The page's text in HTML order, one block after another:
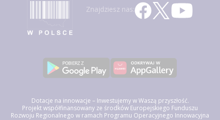
Znajdziesz nas:
Dotacje na innowacje – Inwestujemy w Waszą przyszłość.
Projekt współfinansowany ze środków Europejskiego Funduszu
Rozwoju Regionalnego w ramach Programu Operacyjnego Innowacyjna